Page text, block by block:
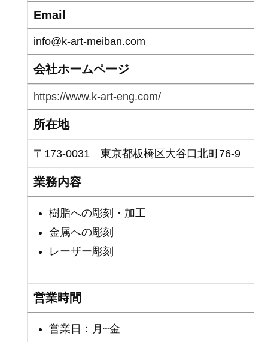
Email
info@k-art-meiban.com
会社ホームページ
https://www.k-art-eng.com/
所在地
〒173-0031 東京都板橋区大谷口北町76-9
業務内容
樹脂への彫刻・加工
金属への彫刻
レーザー彫刻
営業時間
営業日：月~金